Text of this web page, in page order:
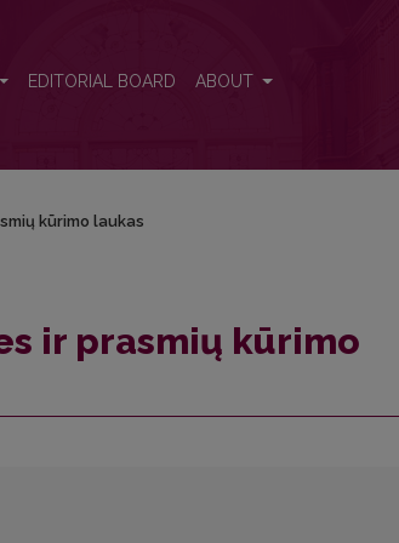
EDITORIAL BOARD ABOUT
kūrimo laukas
ir prasmių kūrimo